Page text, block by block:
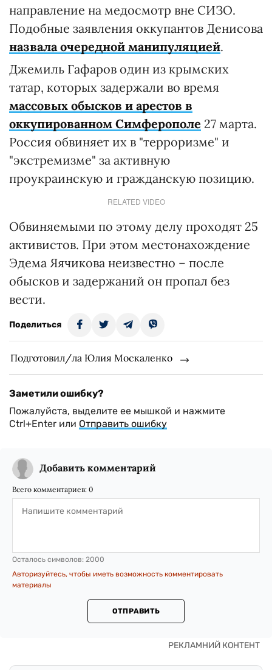
направление на медосмотр вне СИЗО.
Подобные заявления оккупантов Денисова
назвала очередной манипуляцией.
Джемиль Гафаров один из крымских
татар, которых задержали во время
массовых обысков и арестов в
оккупированном Симферополе 27 марта.
Россия обвиняет их в "терроризме" и
"экстремизме" за активную
проукраинскую и гражданскую позицию.
RELATED VIDEO
Обвиняемыми по этому делу проходят 25
активистов. При этом местонахождение
Эдема Яячикова неизвестно – после
обысков и задержаний он пропал без
вести.
Поделиться
Подготовил/ла Юлия Москаленко
Заметили ошибку?
Пожалуйста, выделите ее мышкой и нажмите
Ctrl+Enter или Отправить ошибку
Добавить комментарий
Всего комментариев: 0
Осталось символов: 2000
Авторизуйтесь, чтобы иметь возможность комментировать
материалы
ОТПРАВИТЬ